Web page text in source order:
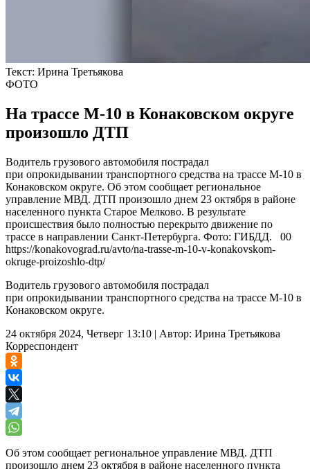
Текст: Ирина Третьякова
ФОТО
На трассе М-10 в Конаковском округе
произошло ДТП
Водитель грузового автомобиля пострадал
при опрокидывании транспортного средства на трассе М-10 в
Конаковском округе. Об этом сообщает региональное
управление МВД. ДТП произошло днем 23 октября в районе
населенного пункта Старое Мелково. В результате
происшествия было полностью перекрыто движение по
трассе в направлении Санкт-Петербурга. Фото: ГИБДД. 00
https://konakovograd.ru/avto/na-trasse-m-10-v-konakovskom-
okruge-proizoshlo-dtp/
Водитель грузового автомобиля пострадал
при опрокидывании транспортного средства на трассе М-10 в
Конаковском округе.
24 октября 2024, Четверг 13:10 | Автор: Ирина Третьякова
Корреспондент
Об этом сообщает региональное управление МВД. ДТП
произошло днем 23 октября в районе населенного пункта